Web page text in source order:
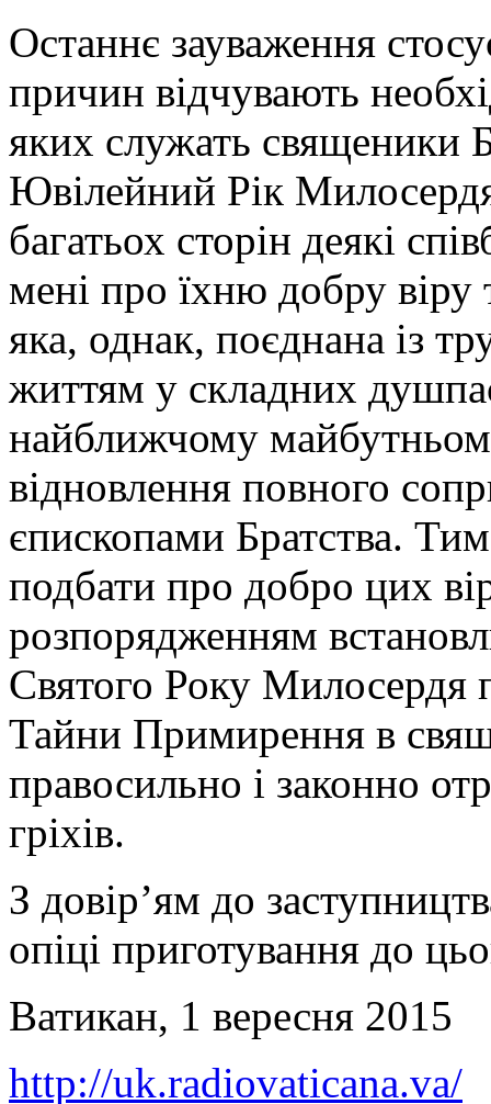
Останнє зауваження
причин відчувають
яких служать священики
Ювілейний Рік
багатьох сторін деякі
мені про їхню добру віру
яка, однак, поєднана із
життям у складних
найближчому
відновлення повного
єпископами Братства.
подбати про добро цих
розпорядженням
Святого Року Милосердя
Тайни Примирення в
правосильно і законно
гріхів.
З довір’ям до
опіці приготування до
Ватикан, 1 вересня 2015
http://uk.radiovaticana.va/